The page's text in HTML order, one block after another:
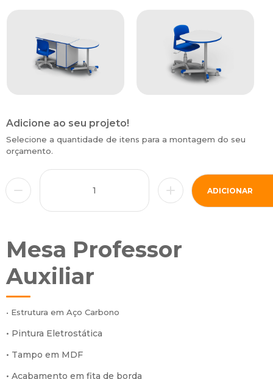
Mesa Professor
Auxiliar
• Estrutura em Aço Carbono
• Pintura Eletrostática
• Tampo em MDF
• Acabamento em fita de borda
Adicione ao seu projeto!
Selecione a quantidade de itens para a montagem do seu
orçamento.
ADICIONAR